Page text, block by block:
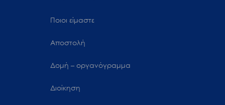
Ποιοι είμαστε
Αποστολή
Δομή – οργανόγραμμα
Διοίκηση